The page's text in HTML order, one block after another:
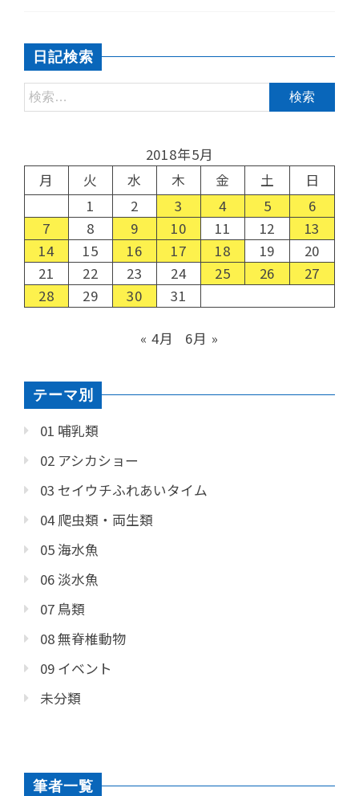
日記検索
2018年5月
月
火 水 木 金 土
日
1
2 3 4 5
6
7
8 9 10 11 12
13
14
15 16 17 18 19
20
21
22 23 24 25 26
27
28
29 30 31
« 4月 6月 »
テーマ別
01 哺乳類
02 アシカショー
03 セイウチふれあいタイム
04 爬虫類・両生類
05 海水魚
06 淡水魚
07 鳥類
08 無脊椎動物
09 イベント
未分類
筆者一覧